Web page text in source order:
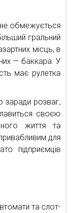
не обмежується
гральний
місць, в
них — баккара. У
має рулетка
заради розваг,
своєю
життя та
для
підприємців
та слот-